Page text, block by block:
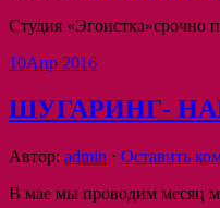
Студия
10Апр 2016
ШУГАРИНГ-
Автор: admin ⋅ Оставить
В мае мы проводим месяц